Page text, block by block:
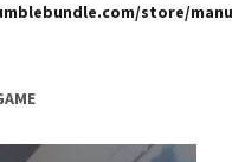
store/